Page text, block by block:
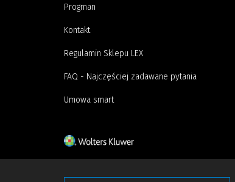
Progman
Kontakt
Regulamin Sklepu LEX
FAQ - Najczęściej zadawane pytania
Umowa smart